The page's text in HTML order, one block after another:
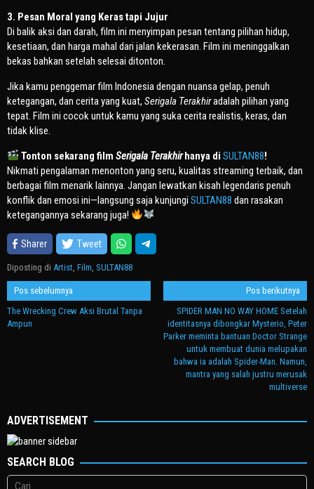
3. Pesan Moral yang Keras tapi Jujur
Di balik aksi dan darah, film ini menyimpan pesan tentang pilihan hidup,
kesetiaan, dan harga mahal dari jalan kekerasan. Film ini meninggalkan
bekas bahkan setelah selesai ditonton.
Jika kamu penggemar film Indonesia dengan nuansa gelap, penuh
ketegangan, dan cerita yang kuat, Serigala Terakhiradalah pilihan yang
tepat. Film ini cocok untuk kamu yang suka cerita realistis, keras, dan
tidak klise.
Tonton sekarang filmSerigala Terakhirhanya diSULTAN88!
Nikmati pengalaman menonton yang seru, kualitas streaming terbaik, dan
berbagai film menarik lainnya. Jangan lewatkan kisah legendaris penuh
konflik dan emosi ini—langsung saja kunjungi SULTAN88 dan rasakan
ketegangannya sekarang juga!
Sharer Tweet
Diposting di Artist Film SULTAN88
Navigasi
pos
Pos sebelumnya
The Wrecking Crew Aksi Brutal Tanpa
Ampun
Pos berikutnya
SPIDER MAN NO WAY HOME Setelah
identitasnya dibongkar Mysterio, Peter
Parker meminta bantuan Doctor Strange
untuk membuat dunia melupakan
bahwa ia adalah Spider-Man. Namun,
mantra yang salah justru merusak
multiverse
ADVERTISEMENT
SEARCH BLOG
Cari